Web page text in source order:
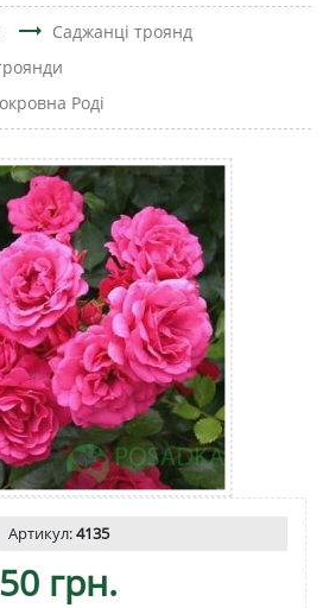
trending_flat Саджанці троянд
Роді
Артикул:4135
50 грн.